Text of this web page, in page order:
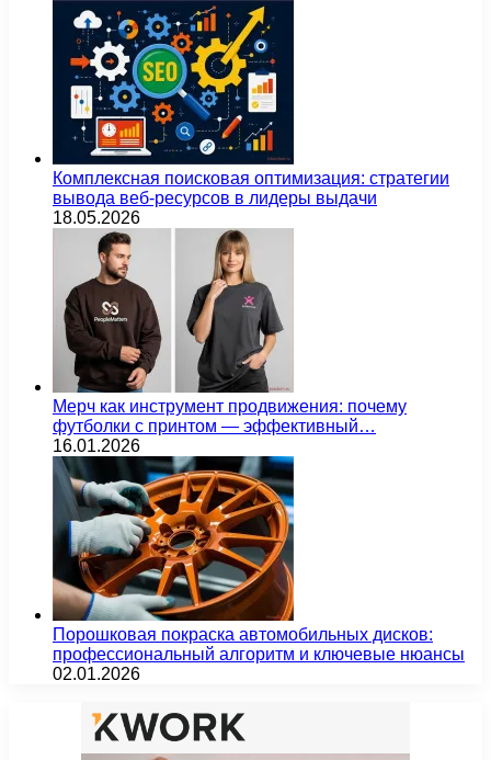
Комплексная поисковая оптимизация: стратегии
вывода веб-ресурсов в лидеры выдачи
18.05.2026
Мерч как инструмент продвижения: почему
футболки с принтом — эффективный…
16.01.2026
Порошковая покраска автомобильных дисков:
профессиональный алгоритм и ключевые нюансы
02.01.2026